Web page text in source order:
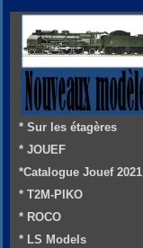
* Sur les étagères
* JOUEF
*Catalogue Jouef 2021
* T2M-PIKO
* ROCO
* LS Models